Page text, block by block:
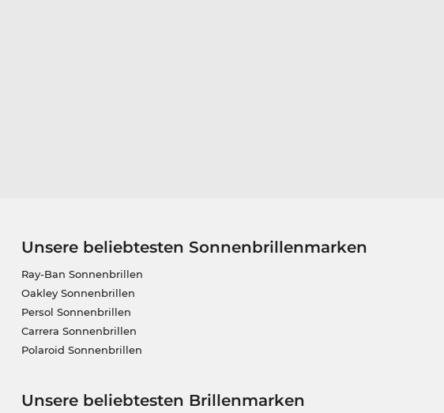
Unsere beliebtesten Sonnenbrillenmarken
Ray-Ban Sonnenbrillen
Oakley Sonnenbrillen
Persol Sonnenbrillen
Carrera Sonnenbrillen
Polaroid Sonnenbrillen
Unsere beliebtesten Brillenmarken